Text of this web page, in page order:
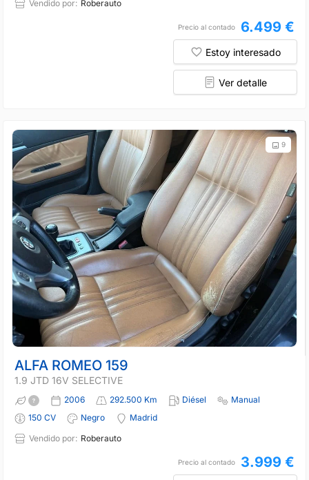
Vendido por: Roberauto
Precio al contado 6.499 €
Estoy interesado
Ver detalle
9
ALFA ROMEO 159
1.9 JTD 16V SELECTIVE
2006 292.500 Km Diésel
Manual
150 CV
Negro
Madrid
Vendido por: Roberauto
Precio al contado 3.999 €